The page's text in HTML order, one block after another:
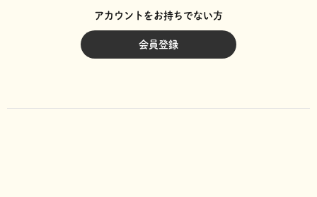
アカウントをお持ちでない方
会員登録